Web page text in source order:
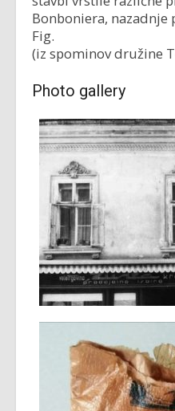
Bonboniera, nazadnje
Fig.
(iz spominov družine
Photo gallery